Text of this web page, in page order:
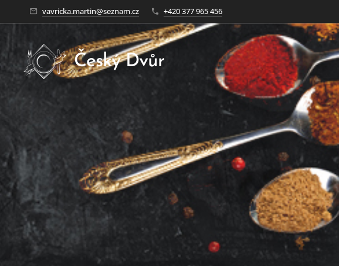
vavricka.martin@seznam.cz +420 377 965 456
Český Dvůr